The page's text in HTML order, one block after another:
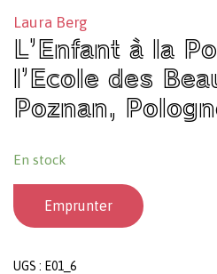
Laura Berg
L’Enfant à la
l’Ecole des
Poznan,
En stock
Emprunter
UGS : E01_6